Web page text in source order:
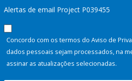
Alertas de email Project P039455
Concordo com os termos do Aviso de
dados pessoais sejam processados, na
assinar as atualizações selecionadas.